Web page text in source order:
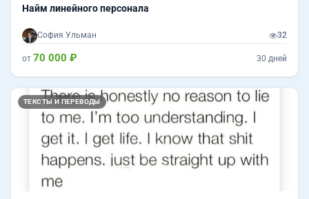
Найм линейного персонала
София Ульман 32
от 70 000 ₽ 30 дней
ТЕКСТЫ И ПЕРЕВОДЫ